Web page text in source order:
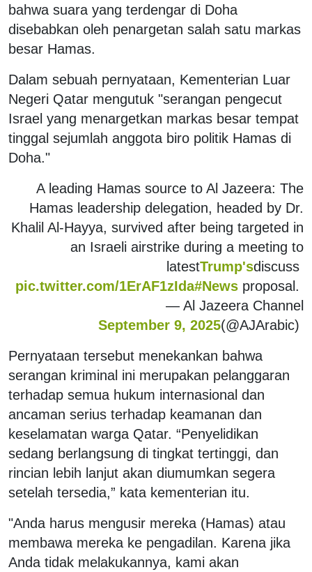
bahwa suara yang terdengar di Doha
disebabkan oleh penargetan salah satu markas
besar Hamas.
Dalam sebuah pernyataan, Kementerian Luar
Negeri Qatar mengutuk "serangan pengecut
Israel yang menargetkan markas besar tempat
tinggal sejumlah anggota biro politik Hamas di
Doha."
A leading Hamas source to Al Jazeera: The
Hamas leadership delegation, headed by Dr.
Khalil Al-Hayya, survived after being targeted in
an Israeli airstrike during a meeting to
discuss
Trump's
latest
proposal.
#News
pic.twitter.com/1ErAF1zIda
— Al Jazeera Channel
(@AJArabic)
September 9, 2025
Pernyataan tersebut menekankan bahwa
serangan kriminal ini merupakan pelanggaran
terhadap semua hukum internasional dan
ancaman serius terhadap keamanan dan
keselamatan warga Qatar. “Penyelidikan
sedang berlangsung di tingkat tertinggi, dan
rincian lebih lanjut akan diumumkan segera
setelah tersedia,” kata kementerian itu.
"Anda harus mengusir mereka (Hamas) atau
membawa mereka ke pengadilan. Karena jika
Anda tidak melakukannya, kami akan